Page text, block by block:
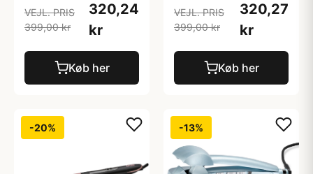
VEJL. PRIS
399,00 kr
320,24
kr
Køb her
VEJL. PRIS
399,00 kr
320,27
kr
Køb her
-20% -13%